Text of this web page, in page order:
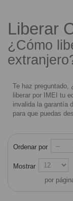
Liberar
¿Cómo
Te haz preguntado,
liberar por IMEI tu
invalida la garantía
para que puedas
Ordenar por
Mostrar
por